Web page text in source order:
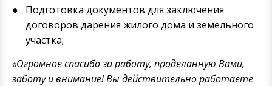
Подготовка документов для заключения
договоров дарения жилого дома и земельного
участка;
«Огромное спасибо за работу, проделанную Вами,
заботу и внимание! Вы действительно работаете